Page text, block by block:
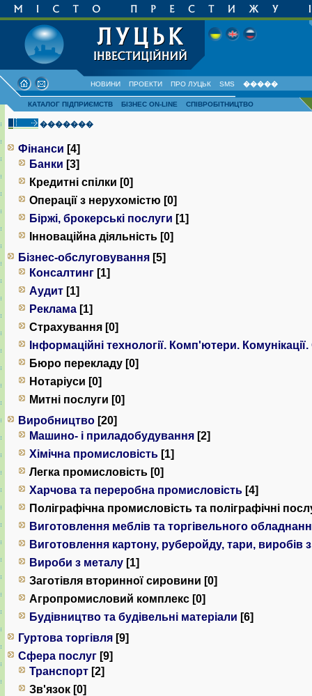
НОВИНИ ПРОЕКТИ ПРО ЛУЦЬК SMS �����
КАТАЛОГ ПІДПРИЄМСТВ БІЗНЕС ON-LINE СПІВРОБІТНИЦТВО
�������
Фінанси [4]
Банки [3]
Кредитні спілки [0]
Операції з нерухомістю [0]
Біржі, брокерські послуги [1]
Інноваційна діяльність [0]
Бізнес-обслуговування [5]
Консалтинг [1]
Аудит [1]
Реклама [1]
Страхування [0]
Інформаційні технології. Комп'ютери.
Бюро перекладу [0]
Нотаріуси [0]
Митні послуги [0]
Виробництво [20]
Машино- і приладобудування [2]
Хімічна промисловість [1]
Легка промисловість [0]
Харчова та переробна промисловість [4]
Поліграфічна промисловість та поліграфічні
Виготовлення меблів та торгівельного
Виготовлення картону, руберойду, тари, виробів
Вироби з металу [1]
Заготівля вторинної сировини [0]
Агропромисловий комплекс [0]
Будівництво та будівельні матеріали [6]
Гуртова торгівля [9]
Сфера послуг [9]
Транспорт [2]
Зв'язок [0]